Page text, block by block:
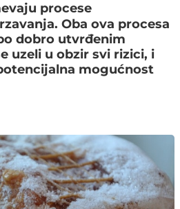
procese
Oba ova procesa
dobro utvrđenim
uzeli u obzir svi rizici, i
mogućnost